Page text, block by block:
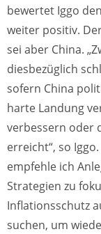
bewertet Iggo
weiter positiv.
sei aber China.
diesbezüglich
sofern China
harte Landung
verbessern oder
erreicht“, so
empfehle ich
Strategien zu
Inflationsschutz
suchen, um